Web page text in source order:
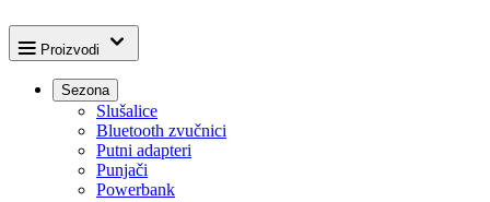
Proizvodi
Sezona
Slušalice
Bluetooth zvučnici
Putni adapteri
Punjači
Powerbank